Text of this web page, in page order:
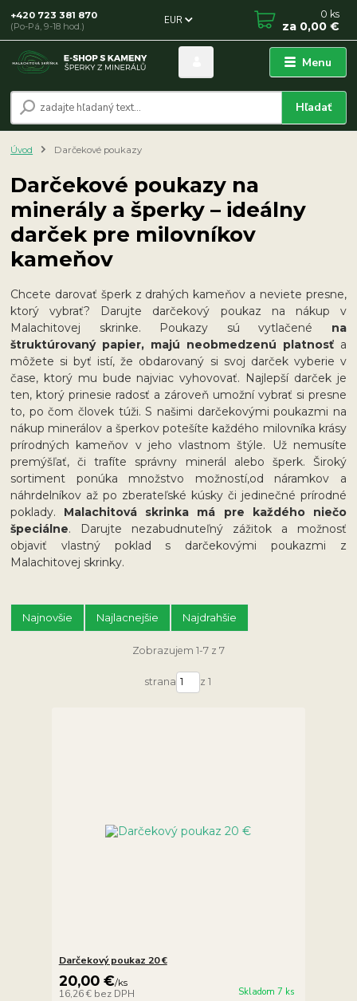
Menu
EUR
Hľadať
+420 723 381 870
(Po-Pá, 9-18 hod.)
0 ks
za 0,00 €
Úvod Darčekové poukazy
Darčekové poukazy na
minerály a šperky – ideálny
darček pre milovníkov
kameňov
Chcete darovať šperk z drahých kameňov a neviete presne,
ktorý vybrať? Darujte darčekový poukaz na nákup v
Malachitovej skrinke. Poukazy sú vytlačené na
štruktúrovaný papier, majú neobmedzenú platnosť a
môžete si byť istí, že obdarovaný si svoj darček vyberie v
čase, ktorý mu bude najviac vyhovovať. Najlepší darček je
ten, ktorý prinesie radosť a zároveň umožní vybrať si presne
to, po čom človek túži. S našimi darčekovými poukazmi na
nákup minerálov a šperkov potešíte každého milovníka krásy
prírodných kameňov v jeho vlastnom štýle. Už nemusíte
premýšľať, či trafíte správny minerál alebo šperk. Široký
sortiment ponúka množstvo možností,od náramkov a
náhrdelníkov až po zberateľské kúsky či jedinečné prírodné
poklady. Malachitová skrinka má pre každého niečo
špeciálne. Darujte nezabudnuteľný zážitok a možnosť
objaviť vlastný poklad s darčekovými poukazmi z
Malachitovej skrinky.
Najnovšie Najlacnejšie Najdrahšie
Zobrazujem 1-7 z 7
strana z 1
Darčekový poukaz 20 €
20,00 €/ks
16,26 € bez DPH Skladom 7 ks